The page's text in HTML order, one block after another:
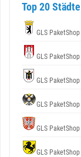
Top 20 Städte
GLS PaketShop
GLS PaketShop
GLS PaketShop
GLS PaketShop
GLS PaketShop
GLS PaketShop